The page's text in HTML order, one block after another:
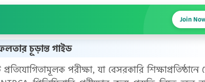
Join
চূড়ান্ত গাইড
পরীক্ষা, যা বেসরকারি শিক্ষাপ্রতিষ্ঠানে